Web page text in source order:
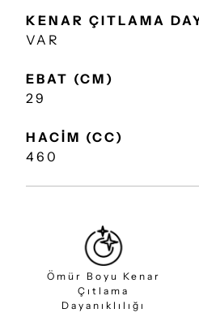
KENAR ÇITLAMA
VAR
EBAT (CM)
29
HACİM (CC)
460
Ömür Boyu Kenar
Çıtlama
Dayanıklılığı